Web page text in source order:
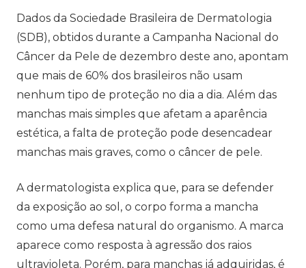
Dados da Sociedade Brasileira de Dermatologia
(SDB), obtidos durante a Campanha Nacional do
Câncer da Pele de dezembro deste ano, apontam
que mais de 60% dos brasileiros não usam
nenhum tipo de proteção no dia a dia. Além das
manchas mais simples que afetam a aparência
estética, a falta de proteção pode desencadear
manchas mais graves, como o câncer de pele.
A dermatologista explica que, para se defender
da exposição ao sol, o corpo forma a mancha
como uma defesa natural do organismo. A marca
aparece como resposta à agressão dos raios
ultravioleta. Porém, para manchas já adquiridas, é